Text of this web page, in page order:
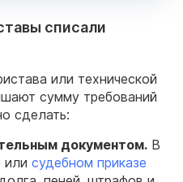
списали
или технической
сумму требований
сделать:
документом. В
или судебном приказе